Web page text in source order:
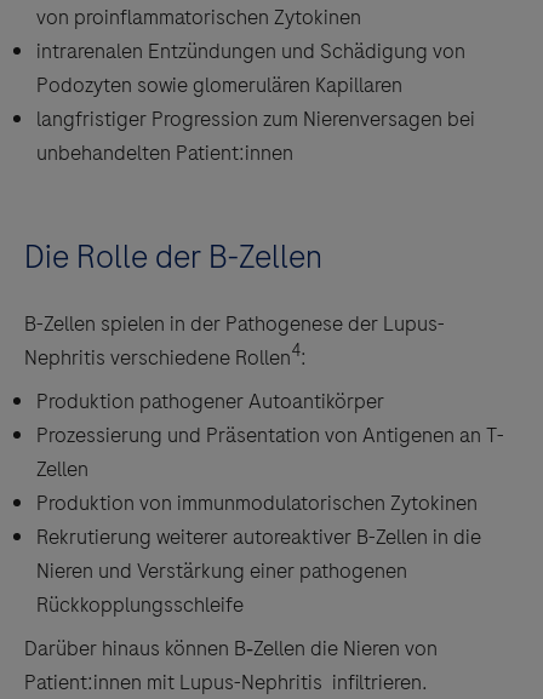
von proinflammatorischen Zytokinen
intrarenalen Entzündungen und Schädigung von
Podozyten sowie glomerulären Kapillaren
langfristiger Progression zum Nierenversagen bei
unbehandelten Patient:innen
Die Rolle der B-Zellen
B-Zellen spielen in der Pathogenese der Lupus-
Nephritis verschiedene Rollen4:
Produktion pathogener Autoantikörper
Prozessierung und Präsentation von Antigenen an T-
Zellen
Produktion von immunmodulatorischen Zytokinen
Rekrutierung weiterer autoreaktiver B-Zellen in die
Nieren und Verstärkung einer pathogenen
Rückkopplungsschleife
Darüber hinaus können B‑Zellen die Nieren von
Patient:innen mit Lupus-Nephritis infiltrieren.